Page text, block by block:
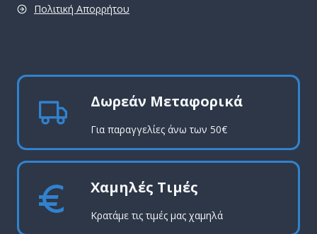
Πολιτική Απορρήτου
Δωρεάν Μεταφορικά
Για παραγγελίες άνω των 50€
Χαμηλές Τιμές
Κρατάμε τις τιμές μας χαμηλά